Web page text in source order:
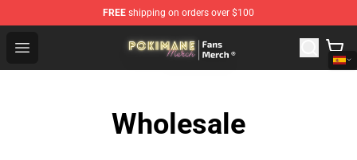
FREE shipping on orders over $100
Open menu
Pokimane Store - Official Pokimane Merchandise Shop
Wholesale